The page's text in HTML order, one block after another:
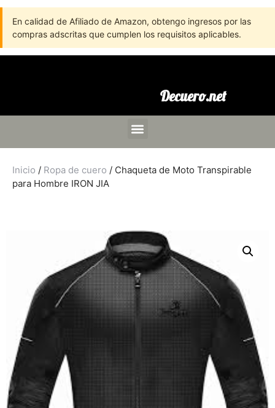
En calidad de Afiliado de Amazon, obtengo ingresos por las
compras adscritas que cumplen los requisitos aplicables.
Decuero.net
Inicio / Ropa de cuero / Chaqueta de Moto Transpirable
para Hombre IRON JIA